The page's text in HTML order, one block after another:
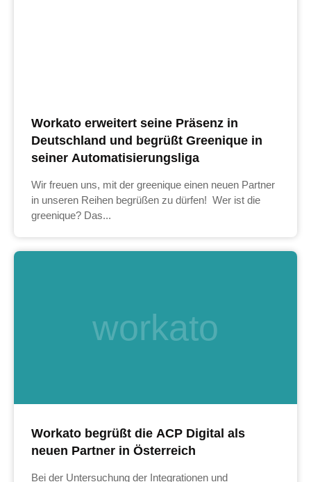
Workato erweitert seine Präsenz in
Deutschland und begrüßt Greenique in
seiner Automatisierungsliga
Wir freuen uns, mit der greenique einen neuen Partner
in unseren Reihen begrüßen zu dürfen! Wer ist die
greenique? Das...
workato
Workato begrüßt die ACP Digital als
neuen Partner in Österreich
Bei der Untersuchung der Integrationen und